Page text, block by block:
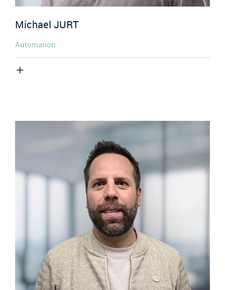
Michael JURT
Automation